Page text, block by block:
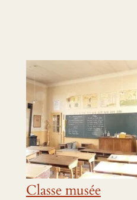
Classe musée